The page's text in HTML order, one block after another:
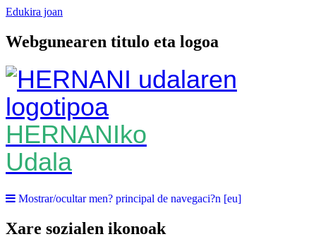
Edukira joan
Webgunearen titulo eta logoa
HERNANIko
Udala
Mostrar/ocultar men? principal de navegaci?n [eu]
Xare sozialen ikonoak